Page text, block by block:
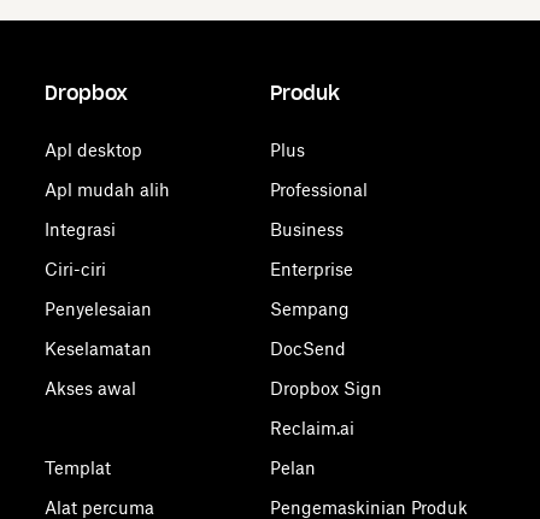
Dropbox
Apl desktop
Apl mudah alih
Integrasi
Ciri-ciri
Penyelesaian
Keselamatan
Akses awal
Templat
Alat percuma
Produk
Plus
Professional
Business
Enterprise
Sempang
DocSend
Dropbox Sign
Reclaim.ai
Pelan
Pengemaskinian Produk